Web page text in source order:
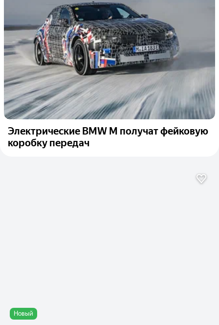
Электрические BMW M получат фейковую
коробку передач
Новый